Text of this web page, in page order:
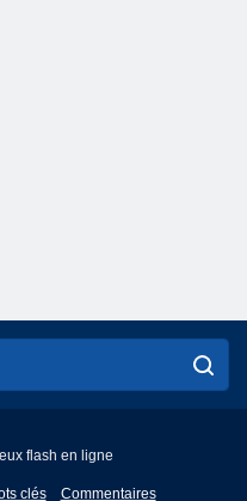
flash en ligne
clés Commentaires